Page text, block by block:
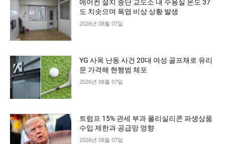
에어컨 설치 중단 교도소 내 수용실 온도 37
도 치솟으며 폭염 비상 상황 발생
2026년 08월 07일
YG 사옥 난동 사건 20대 여성 골프채로 유리
문 가격해 현행범 체포
2026년 08월 07일
트럼프 15% 관세 부과 폴리실리콘 파생상품
수입 제한과 공급망 영향
2026년 08월 07일